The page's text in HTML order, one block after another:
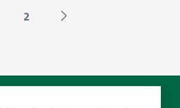
2 Successiva »